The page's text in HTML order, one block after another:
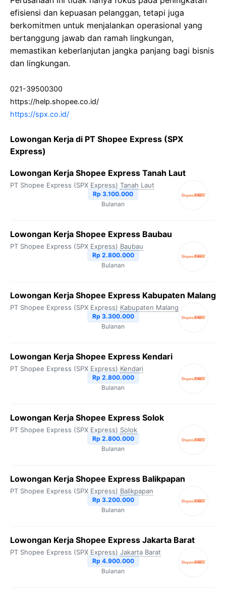
efisiensi dan kepuasan pelanggan, tetapi juga
berkomitmen untuk menjalankan operasional yang
bertanggung jawab dan ramah lingkungan,
memastikan keberlanjutan jangka panjang bagi bisnis
dan lingkungan.
021-39500300
https://help.shopee.co.id/
https://spx.co.id/
Lowongan Kerja di PT Shopee Express (SPX
Express)
Lowongan Kerja Shopee Express Tanah Laut
PT Shopee Express (SPX Express) Tanah Laut
Rp 3.100.000
Bulanan
Lowongan Kerja Shopee Express Baubau
PT Shopee Express (SPX Express) Baubau
Rp 2.800.000
Bulanan
Lowongan Kerja Shopee Express Kabupaten Malang
PT Shopee Express (SPX Express) Kabupaten Malang
Rp 3.300.000
Bulanan
Lowongan Kerja Shopee Express Kendari
PT Shopee Express (SPX Express) Kendari
Rp 2.800.000
Bulanan
Lowongan Kerja Shopee Express Solok
PT Shopee Express (SPX Express) Solok
Rp 2.800.000
Bulanan
Lowongan Kerja Shopee Express Balikpapan
PT Shopee Express (SPX Express) Balikpapan
Rp 3.200.000
Bulanan
Lowongan Kerja Shopee Express Jakarta Barat
PT Shopee Express (SPX Express) Jakarta Barat
Rp 4.900.000
Bulanan